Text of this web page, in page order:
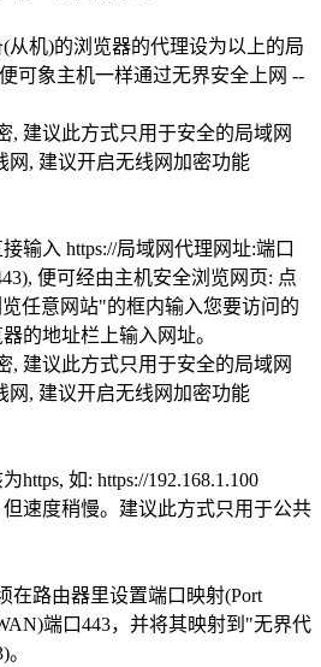
从机)的浏览器的代理设为以上的局
可象主机一样通过无界安全上网 --
, 建议此方式只用于安全的局域网
网, 建议开启无线网加密功能
输入 https://局域网代理网址:端口
便可经由主机安全浏览网页: 点
任意网站"的框内输入您要访问的
的地址栏上输入网址。
, 建议此方式只用于安全的局域网
网, 建议开启无线网加密功能
https, 如: https://192.168.1.100
速度稍慢。建议此方式只用于公共
在路由器里设置端口映射(Port
端口443，并将其映射到"无界代